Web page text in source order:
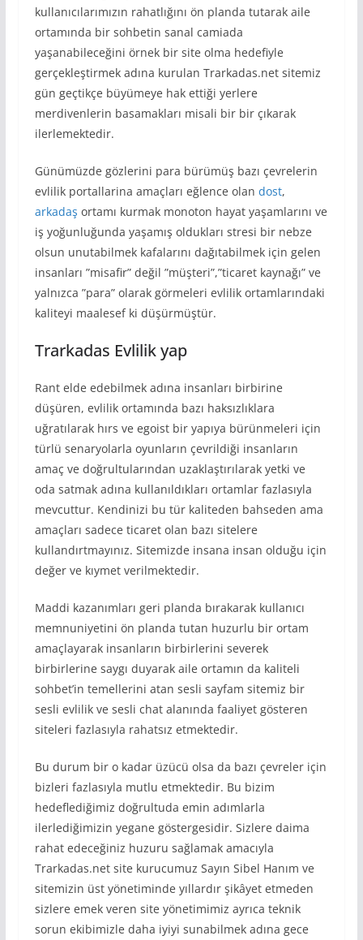
kullanıcılarımızın rahatlığını ön planda tutarak aile
ortamında bir sohbetin sanal camiada
yaşanabileceğini örnek bir site olma hedefiyle
gerçekleştirmek adına kurulan Trarkadas.net sitemiz
gün geçtikçe büyümeye hak ettiği yerlere
merdivenlerin basamakları misali bir bir çıkarak
ilerlemektedir.
Günümüzde gözlerini para bürümüş bazı çevrelerin
evlilik portallarina amaçları eğlence olan dost,
arkadaş ortamı kurmak monoton hayat yaşamlarını ve
iş yoğunluğunda yaşamış oldukları stresi bir nebze
olsun unutabilmek kafalarını dağıtabilmek için gelen
insanları ”misafir” değil ”müşteri”,”ticaret kaynağı” ve
yalnızca ”para” olarak görmeleri evlilik ortamlarındaki
kaliteyi maalesef ki düşürmüştür.
Trarkadas Evlilik yap
Rant elde edebilmek adına insanları birbirine
düşüren, evlilik ortamında bazı haksızlıklara
uğratılarak hırs ve egoist bir yapıya bürünmeleri için
türlü senaryolarla oyunların çevrildiği insanların
amaç ve doğrultularından uzaklaştırılarak yetki ve
oda satmak adına kullanıldıkları ortamlar fazlasıyla
mevcuttur. Kendinizi bu tür kaliteden bahseden ama
amaçları sadece ticaret olan bazı sitelere
kullandırtmayınız. Sitemizde insana insan olduğu için
değer ve kıymet verilmektedir.
Maddi kazanımları geri planda bırakarak kullanıcı
memnuniyetini ön planda tutan huzurlu bir ortam
amaçlayarak insanların birbirlerini severek
birbirlerine saygı duyarak aile ortamın da kaliteli
sohbet’in temellerini atan sesli sayfam sitemiz bir
sesli evlilik ve sesli chat alanında faaliyet gösteren
siteleri fazlasıyla rahatsız etmektedir.
Bu durum bir o kadar üzücü olsa da bazı çevreler için
bizleri fazlasıyla mutlu etmektedir. Bu bizim
hedeflediğimiz doğrultuda emin adımlarla
ilerlediğimizin yegane göstergesidir. Sizlere daima
rahat edeceğiniz huzuru sağlamak amacıyla
Trarkadas.net site kurucumuz Sayın Sibel Hanım ve
sitemizin üst yönetiminde yıllardır şikâyet etmeden
sizlere emek veren site yönetimimiz ayrıca teknik
sorun ekibimizle daha iyiyi sunabilmek adına gece